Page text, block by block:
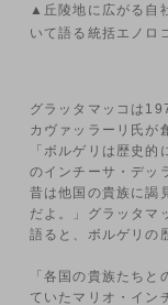
▲丘陵地に広がる自
いて語る統括エノロ
グラッタマッコは
カヴァッラーリ氏が
「ボルゲリは歴史
のインチーサ・デッ
昔は他国の貴族に謁
だよ。」グラッタマ
語ると、ボルゲリの
「各国の貴族たち
ていたマリオ・イン